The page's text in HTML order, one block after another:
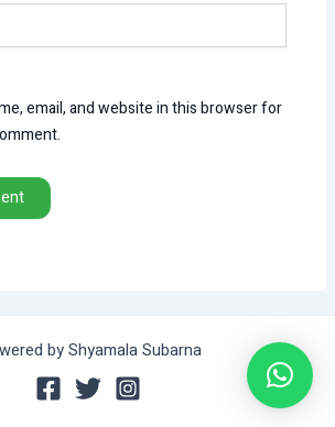
email, and website in this browser for
by Shyamala Subarna